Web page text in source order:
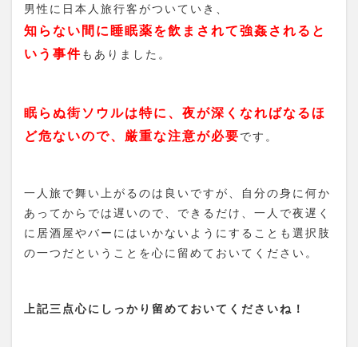
男性に日本人旅行客がついていき、
知らない間に睡眠薬を飲まされて強姦されると
いう事件もありました。
眠らぬ街ソウルは特に、夜が深くなればなるほ
ど危ないので、厳重な注意が必要です。
一人旅で舞い上がるのは良いですが、自分の身に何か
あってからでは遅いので、できるだけ、一人で夜遅く
に居酒屋やバーにはいかないようにすることも選択肢
の一つだということを心に留めておいてください。
上記三点心にしっかり留めておいてくださいね！